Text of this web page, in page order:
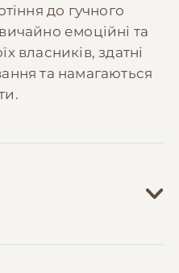
до гучного
емоційні та
власників, здатні
та намагаються